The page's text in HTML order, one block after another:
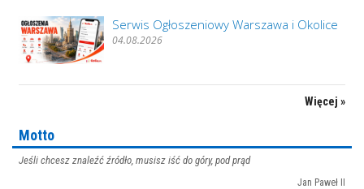
Serwis Ogłoszeniowy Warszawa i Okolice
04.08.2026
Więcej »
Motto
Jeśli chcesz znaleźć źródło, musisz iść do góry, pod prąd
Jan Paweł II